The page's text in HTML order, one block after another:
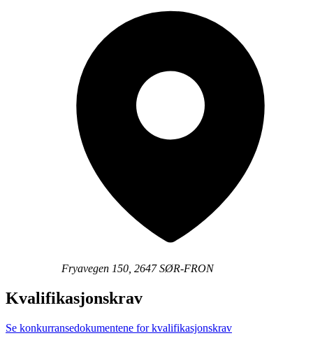
Fryavegen 150, 2647 SØR-FRON
Kvalifikasjonskrav
Se konkurransedokumentene for kvalifikasjonskrav